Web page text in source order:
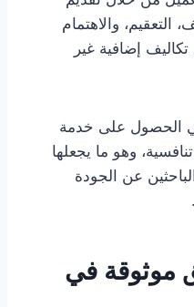
والاهتمام
إضافية غير
الحصول على خدمة
وهو ما يجعلها
عن الجودة
في